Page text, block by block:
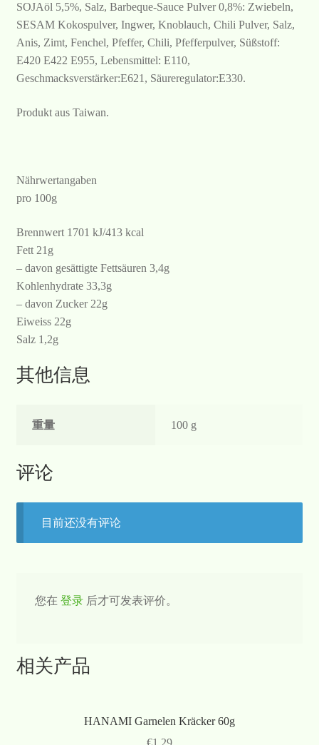
SOJAöl 5,5%, Salz, Barbeque-Sauce Pulver 0,8%: Zwiebeln,
SESAM Kokospulver, Ingwer, Knoblauch, Chili Pulver, Salz,
Anis, Zimt, Fenchel, Pfeffer, Chili, Pfefferpulver, Süßstoff:
E420 E422 E955, Lebensmittel: E110,
Geschmacksverstärker:E621, Säureregulator:E330.
Produkt aus Taiwan.
Nährwertangaben
pro 100g
Brennwert 1701 kJ/413 kcal
Fett 21g
– davon gesättigte Fettsäuren 3,4g
Kohlenhydrate 33,3g
– davon Zucker 22g
Eiweiss 22g
Salz 1,2g
其他信息
重量 100 g
评论
目前还没有评论
您在 登录后才可发表评价。
相关产品
HANAMI Garnelen Kräcker 60g